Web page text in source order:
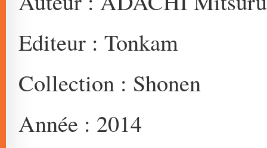
Editeur : Tonkam
Collection : Shonen
Année : 2014